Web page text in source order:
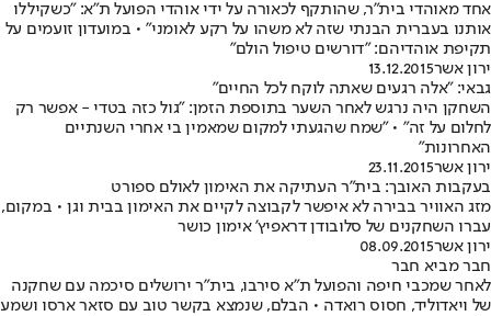
אחד מאוהדי בית"ר, שהותקף לכאורה על ידי אוהדי הפועל ת"א: "כשקיללו
אותנו בעברית הבנתי שזה לא משהו על רקע לאומני" • במועדון זועמים על
תקיפת אוהדיהם: "דורשים טיפול הולם"
ירון אשר13.12.2015
גבאי: "אלה רגעים שאתה לוקח לכל החיים"
השחקן היה נרגש לאחר השער בתוספת הזמן: "גול כזה בטדי - אפשר רק
לחלום על זה" • "שמח שהגעתי למקום שמאמין בי אחרי השנתיים
האחרונות"
ירון אשר23.11.2015
בעקבות האובך: בית"ר העתיקה את האימון לאולם ספורט
מזג האוויר בבירה לא איפשר לקבוצה לקיים את האימון בבית וגן • במקום,
עברו השחקנים של סלובודן דראפיץ' אימון כושר
ירון אשר08.09.2015
חבר מביא חבר
לאחר שמכבי חיפה והפועל ת"א סירבו, בית"ר ירושלים סיכמה עם שחקנה
של ויאדוליד, חסוס רואדה • הבלם, שנמצא בקשר טוב עם סזאר ארסו ושמע